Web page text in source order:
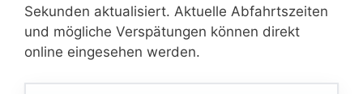
Sekunden aktualisiert. Aktuelle Abfahrtszeiten
und mögliche Verspätungen können direkt
online eingesehen werden.